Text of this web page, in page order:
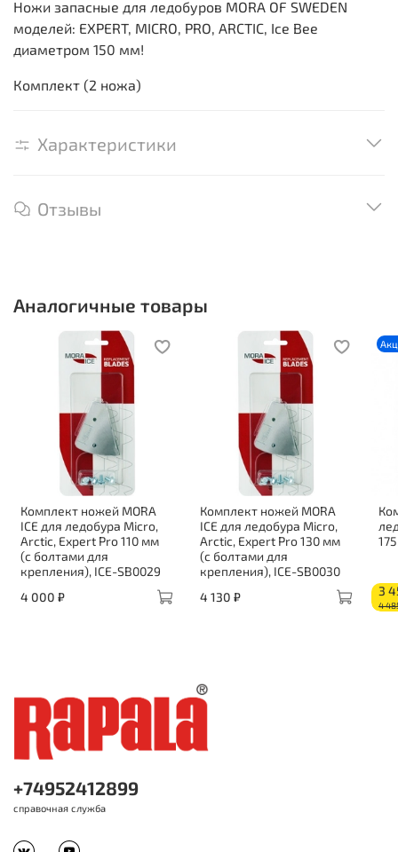
Ножи запасные для ледобуров MORA OF SWEDEN
моделей: EXPERT, MICRO, PRO, ARCTIC, Ice Bee
диаметром 150 мм!
Комплект (2 ножа)
Характеристики
Отзывы
Аналогичные товары
Комплект ножей MORA
ICE для ледобура Micro,
Arctic, Expert Pro 110 мм
(с болтами для
крепления), ICE-SB0029
4 000 ₽
Комплект ножей MORA
ICE для ледобура Micro,
Arctic, Expert Pro 130 мм
(с болтами для
крепления), ICE-SB0030
4 130 ₽
3
4
+74952412899
справочная служба